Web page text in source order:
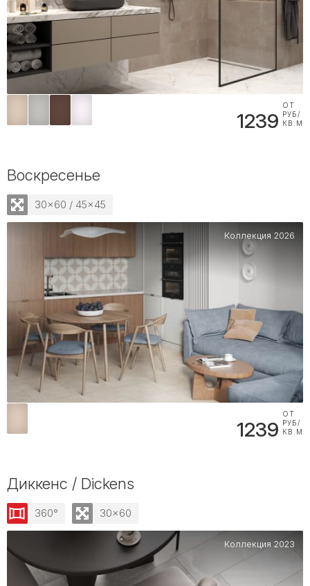
1239
ОТ
РУБ/
КВ.М
Воскресенье
30x60 / 45x45
Коллекция 2026
1239
ОТ
РУБ/
КВ.М
Диккенс / Dickens
360° 30x60
Коллекция 2023